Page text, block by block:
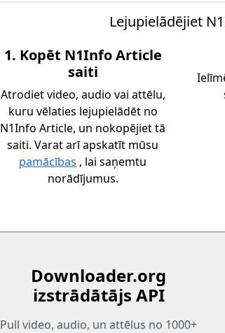
Lejupielādējiet
1. Kopēt N1Info Article
saiti
Atrodiet video, audio vai attēlu,
kuru vēlaties lejupielādēt no
N1Info Article, un nokopējiet tā
saiti. Varat arī apskatīt mūsu
pamācības , lai saņemtu
norādījumus.
Downloader.org
izstrādātājs API
Pull video, audio, un attēlus no 1000+